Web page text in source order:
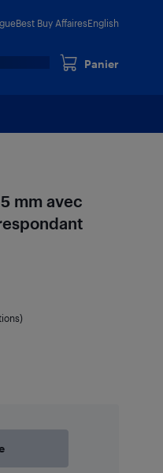
Best Buy AffairesEnglish
Panier
mm avec